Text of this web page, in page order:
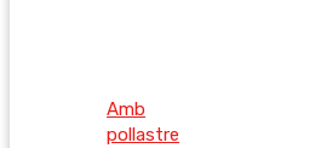
Amb
pollastre